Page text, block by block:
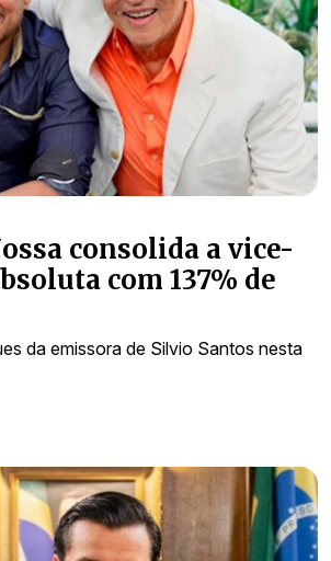
consolida a vice-
com 137% de
da emissora de Silvio Santos nesta